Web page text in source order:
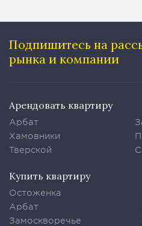
Подпишитесь на
рынка и компании
Арендовать квартиру
Арбат
Хамовники
Тверской
Купить квартиру
Остоженка
Арбат
Замоскворечье